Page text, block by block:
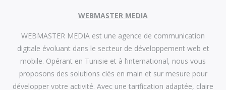
WEBMASTER MEDIA
WEBMASTER MEDIA est une agence de communication
digitale évoluant dans le secteur de développement web et
mobile. Opérant en Tunisie et à l’international, nous vous
proposons des solutions clés en main et sur mesure pour
développer votre activité. Avec une tarification adaptée, claire